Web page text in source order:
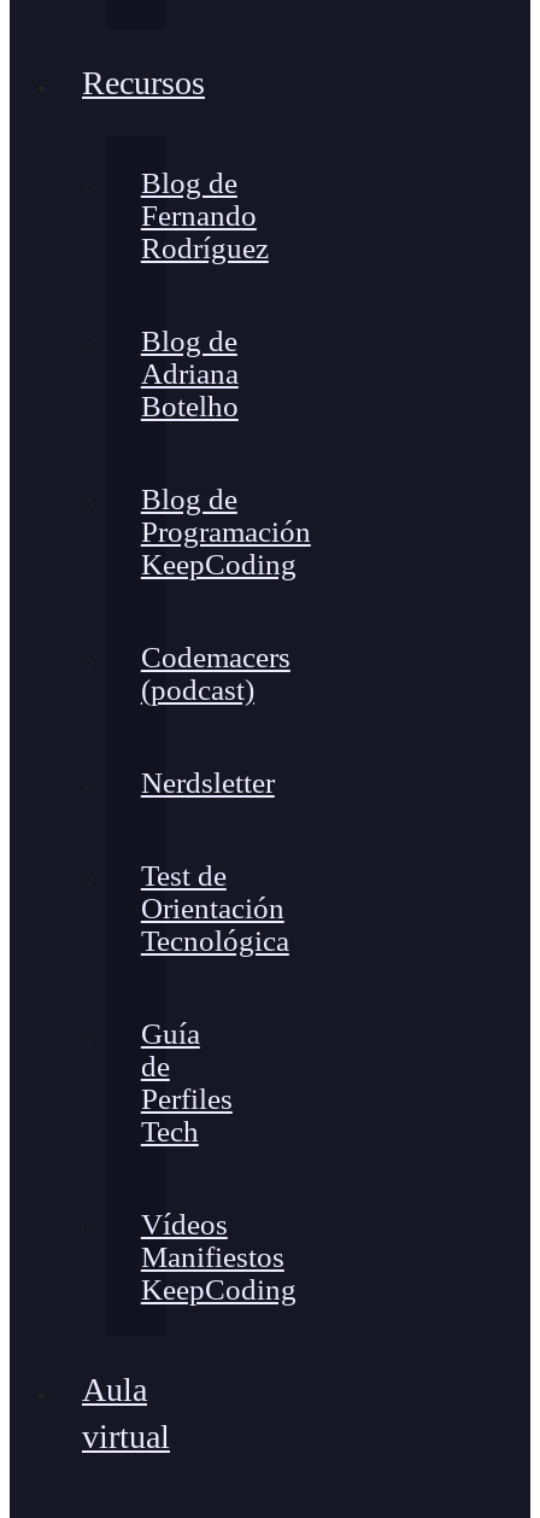
Recursos
Blog de
Fernando
Rodríguez
Blog de
Adriana
Botelho
Blog de
Programación
KeepCoding
Codemacers
(podcast)
Nerdsletter
Test de
Orientación
Tecnológica
Guía
de
Perfiles
Tech
Vídeos
Manifiestos
KeepCoding
Aula
virtual